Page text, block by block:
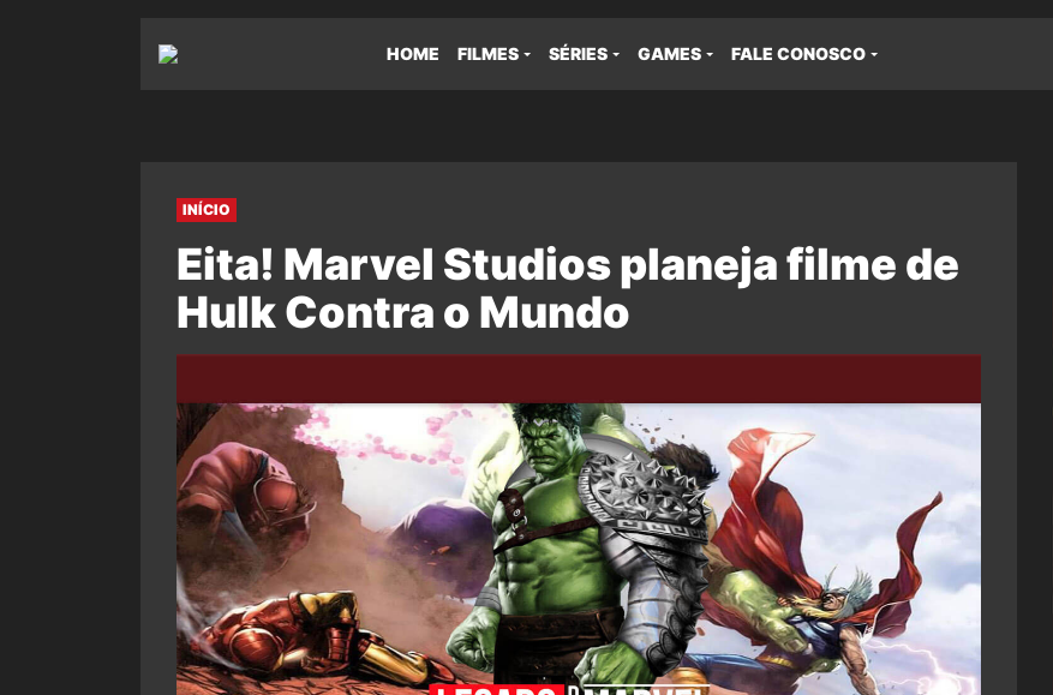
HOME FILMES SÉRIES GAMES FALE CONOSCO
INÍCIO
Eita! Marvel Studios planeja filme de
Hulk Contra o Mundo